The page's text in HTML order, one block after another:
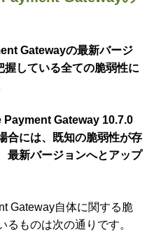
Gatewayの最新バージ
握している全ての脆弱性に
Gateway 10.7.0
合には、既知の脆弱性が存
最新バージョンへとアップ
Gateway自体に関する脆
ものは次の通りです。